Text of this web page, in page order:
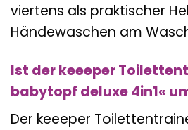
viertens als praktischer
Händewaschen am
Ist der keeeper
babytopf deluxe 4in1«
Der keeeper